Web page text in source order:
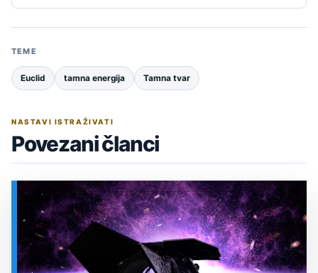
TEME
Euclid tamna energija Tamna tvar
NASTAVI ISTRAŽIVATI
Povezani članci